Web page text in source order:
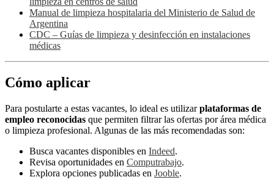
Manual de limpieza hospitalaria del Ministerio de Salud de
Argentina
CDC – Guías de limpieza y desinfección en instalaciones
médicas
Cómo aplicar
Para postularte a estas vacantes, lo ideal es utilizarplataformas de
empleo reconocidas que permiten filtrar las ofertas por área médica
o limpieza profesional. Algunas de las más recomendadas son:
Busca vacantes disponibles en Indeed.
Revisa oportunidades en Computrabajo.
Explora opciones publicadas en Jooble.